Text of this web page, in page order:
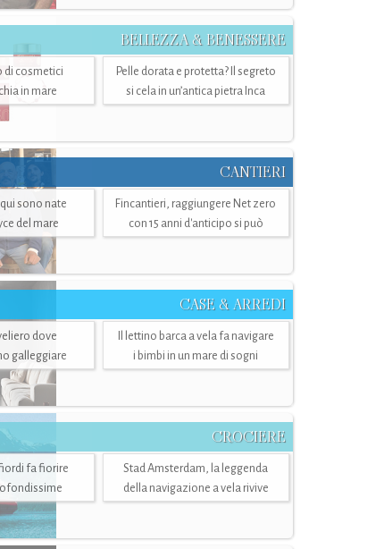
BELLEZZA & BENESSERE
di cosmetici
in mare
Pelle dorata e protetta? Il segreto
si cela in un’antica pietra Inca
CANTIERI
sono nate
del mare
Fincantieri, raggiungere Net zero
con 15 anni d'anticipo si può
CASE & ARREDI
dove
galleggiare
Il lettino barca a vela fa navigare
i bimbi in un mare di sogni
CROCIERE
fa fiorire
Stad Amsterdam, la leggenda
della navigazione a vela rivive